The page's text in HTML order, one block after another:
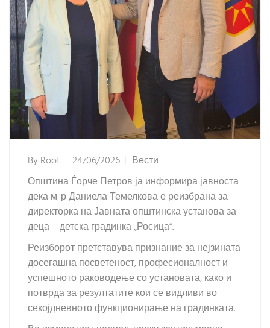
ByRoot 24/06/2026
Вести
Општина Ѓорче Петров ја информира јавноста
дека м-р Даниела Темелкова е реизбрана за
директорка на Јавната општинска установа за
деца – детска градинка „Росица“.
Реизборот претставува признание за нејзината
досегашна посветеност, професионалност и
успешното раководење со установата, како и
потврда за резултатите кои се видливи во
секојдневното функционирање на градинката.